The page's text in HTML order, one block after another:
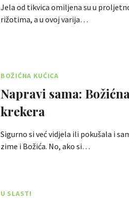
Jela od tikvica omiljena su u
rižotima, a u ovoj varija…
BOŽIĆNA KUĆICA
Napravi sama:
krekera
Sigurno si već vidjela ili pokušala i
zime i Božića. No, ako si…
U SLAST!